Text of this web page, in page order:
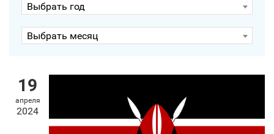
Выбрать год
Выбрать месяц
19
апреля
2024